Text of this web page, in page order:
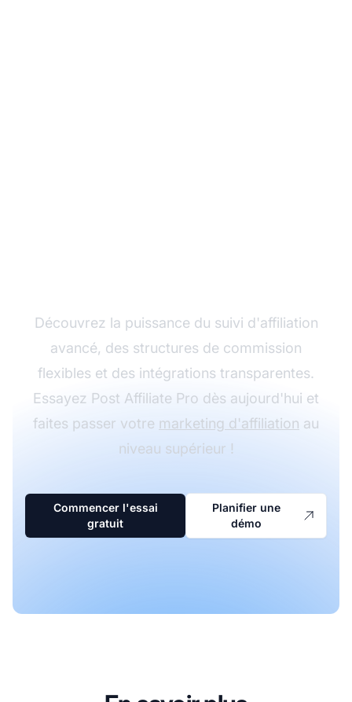
Découvrez la puissance du suivi d'affiliation
avancé, des structures de commission
flexibles et des intégrations transparentes.
Essayez Post Affiliate Pro dès aujourd'hui et
faites passer votre marketing d'affiliation au
niveau supérieur !
Commencer l'essai
gratuit
Planifier une
démo